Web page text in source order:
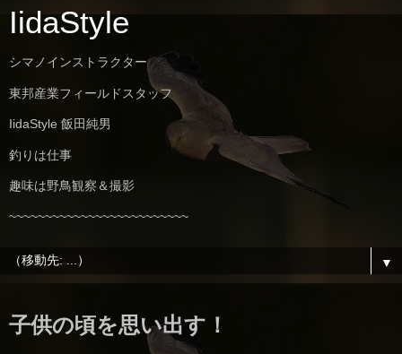
IidaStyle
シマノインストラクター
東邦産業フィールドスタッフ
IidaStyle 飯田純男
釣りは仕事
趣味は野鳥観察＆撮影
~~~~~~~~~~~~~~~~~~~~~~~~~
▼
子供の頃を思い出す！